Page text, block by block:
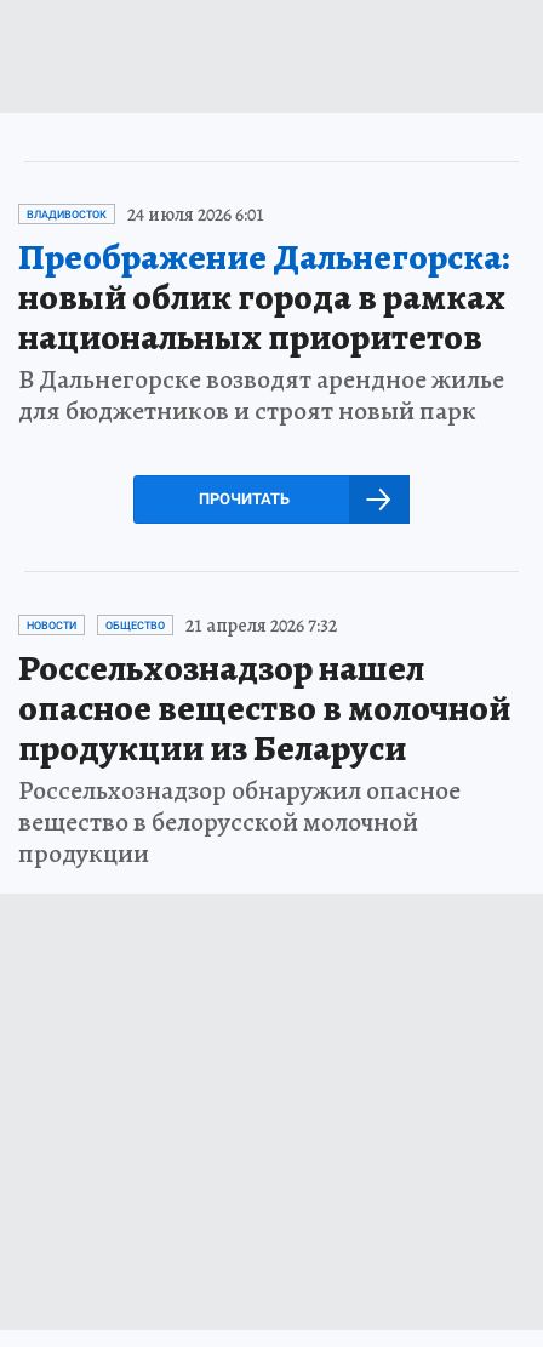
ВЛАДИВОСТОК 24 июля 2026 6:01
Преображение Дальнегорска:
новый облик города в рамках
национальных приоритетов
В Дальнегорске возводят арендное жилье
для бюджетников и строят новый парк
ПРОЧИТАТЬ
НОВОСТИ ОБЩЕСТВО 21 апреля 2026 7:32
Россельхознадзор нашел
опасное вещество в молочной
продукции из Беларуси
Россельхознадзор обнаружил опасное
вещество в белорусской молочной
продукции